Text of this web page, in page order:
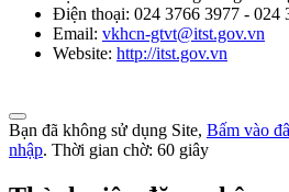
Điện thoại: 024 3766 3977 - 024
Email: vkhcn-gtvt@itst.gov.vn
Website: http://itst.gov.vn
Bạn đã không sử dụng Site, Bấm vào
nhập. Thời gian chờ: 60 giây